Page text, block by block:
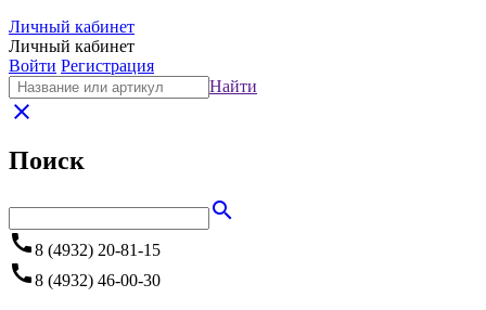
Личный кабинет
Личный кабинет
Войти Регистрация
Найти
close
Поиск
search
call8 (4932) 20-81-15
call8 (4932) 46-00-30